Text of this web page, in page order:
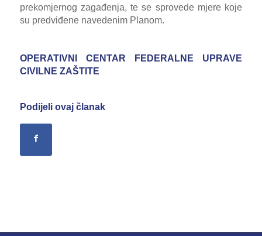
prekomjernog zagađenja, te se sprovede mjere koje
su predviđene navedenim Planom.
OPERATIVNI CENTAR FEDERALNE UPRAVE
CIVILNE ZAŠTITE
Podijeli ovaj članak